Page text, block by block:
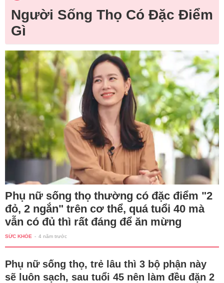
Người Sống Thọ Có Đặc Điểm
Gì
Phụ nữ sống thọ thường có đặc điểm "2
đỏ, 2 ngắn" trên cơ thể, quá tuổi 40 mà
vẫn có đủ thì rất đáng để ăn mừng
SỨC KHỎE - 4 năm trước
Phụ nữ sống thọ, trẻ lâu thì 3 bộ phận này
sẽ luôn sạch, sau tuổi 45 nên làm đều đặn 2